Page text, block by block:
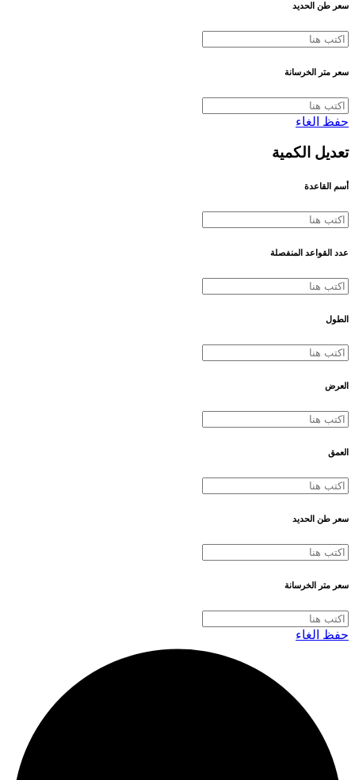
سعر طن الحديد
سعر متر الخرسانة
حفظ الغاء
تعديل الكمية
أسم القاعدة
عدد القواعد المنفصلة
الطول
العرض
العمق
سعر طن الحديد
سعر متر الخرسانة
حفظ الغاء